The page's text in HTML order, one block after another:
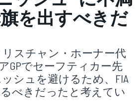
旗を出すべきだ
スチャン・ホーナー代
GPでセーフティカー先
シュを避けるため、FIA
べきだったと考えてい